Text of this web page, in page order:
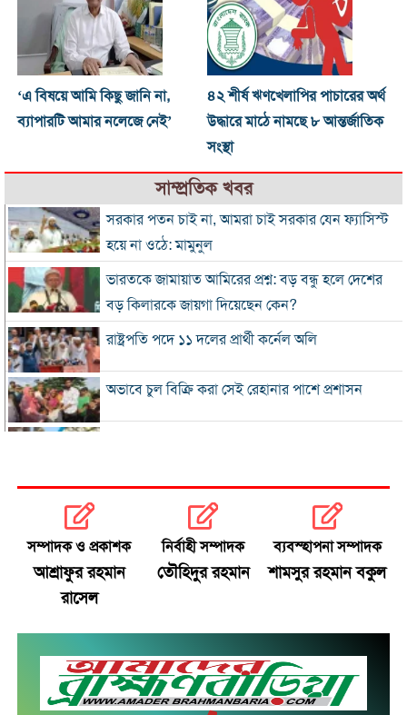
‘এ বিষয়ে আমি কিছু জানি না,
ব্যাপারটি আমার নলেজে নেই’
৪২ শীর্ষ ঋণখেলাপির পাচারের অর্থ
উদ্ধারে মাঠে নামছে ৮ আন্তর্জাতিক
সংস্থা
সাম্প্রতিক খবর
সরকার পতন চাই না, আমরা চাই সরকার যেন ফ্যাসিস্ট
হয়ে না ওঠে: মামুনুল
ভারতকে জামায়াত আমিরের প্রশ্ন: বড় বন্ধু হলে দেশের
বড় কিলারকে জায়গা দিয়েছেন কেন?
রাষ্ট্রপতি পদে ১১ দলের প্রার্থী কর্নেল অলি
অভাবে চুল বিক্রি করা সেই রেহানার পাশে প্রশাসন
সালমান শাহ হত্যা মামলায় গ্রেপ্তার খলনায়ক ডন
অতীত ও ভুল নিয়ে নাবিলার আত্মোপলব্ধি
চার আর্থিক প্রতিষ্ঠান অকার্যকর ঘোষণা
খ‌লিলুর রহমানের সঙ্গে বৈঠক করলেন দীনেশ ত্রিবেদী
সম্পাদক ও প্রকাশক
আশ্রাফুর রহমান
রাসেল
নির্বাহী সম্পাদক
তৌহিদুর রহমান
ব্যবস্হাপনা সম্পাদক
শামসুর রহমান বকুল